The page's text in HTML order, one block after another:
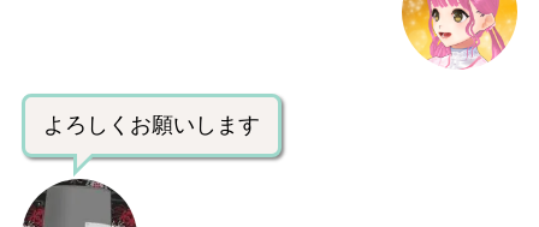
よろしくお願いします